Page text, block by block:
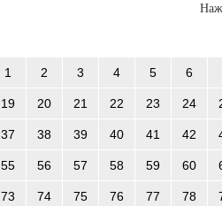
1 2 3 4 5 6
19 20 21 22 23 24
37 38 39 40 41 42
55 56 57 58 59 60
73 74 75 76 77 78